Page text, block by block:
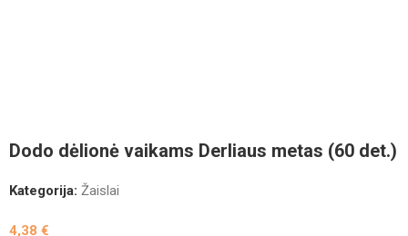
Dodo dėlionė vaikams Derliaus metas (60 det.)
Kategorija: Žaislai
4,38€